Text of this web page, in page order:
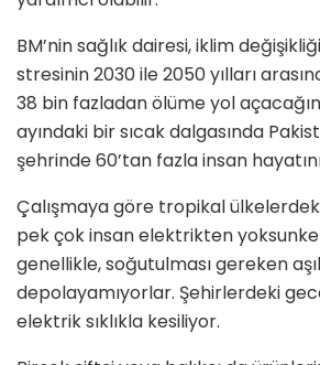
BM’nin sağlık dairesi, iklim
stresinin 2030 ile 2050 yılları
38 bin fazladan ölüme yol
ayındaki bir sıcak dalgasında
şehrinde 60’tan fazla insan
Çalışmaya göre tropikal
pek çok insan elektrikten
genellikle, soğutulması gereken
depolayamıyorlar. Şehirlerdeki
elektrik sıklıkla kesiliyor.